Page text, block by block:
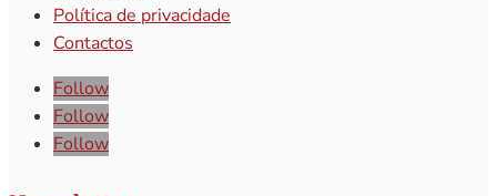
Política de privacidade
Contactos
Follow
Follow
Follow